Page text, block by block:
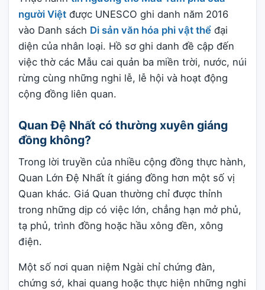
người Việt được UNESCO ghi danh năm 2016
vào Danh sách Di sản văn hóa phi vật thể đại
diện của nhân loại. Hồ sơ ghi danh đề cập đến
việc thờ các Mẫu cai quản ba miền trời, nước, núi
rừng cùng những nghi lễ, lễ hội và hoạt động
cộng đồng liên quan.
Quan Đệ Nhất có thường xuyên giáng
đồng không?
Trong lời truyền của nhiều cộng đồng thực hành,
Quan Lớn Đệ Nhất ít giáng đồng hơn một số vị
Quan khác. Giá Quan thường chỉ được thỉnh
trong những dịp có việc lớn, chẳng hạn mở phủ,
tạ phủ, trình đồng hoặc hầu xông đền, xông
điện.
Một số nơi quan niệm Ngài chỉ chứng đàn,
chứng sớ, khai quang hoặc thực hiện những nghi